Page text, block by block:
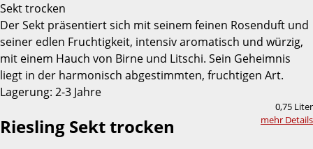
Sekt trocken
Der Sekt präsentiert sich mit seinem feinen Rosenduft und
seiner edlen Fruchtigkeit, intensiv aromatisch und würzig,
mit einem Hauch von Birne und Litschi. Sein Geheimnis
liegt in der harmonisch abgestimmten, fruchtigen Art.
Lagerung: 2-3 Jahre
0,75 Liter
mehr Details
Riesling Sekt trocken